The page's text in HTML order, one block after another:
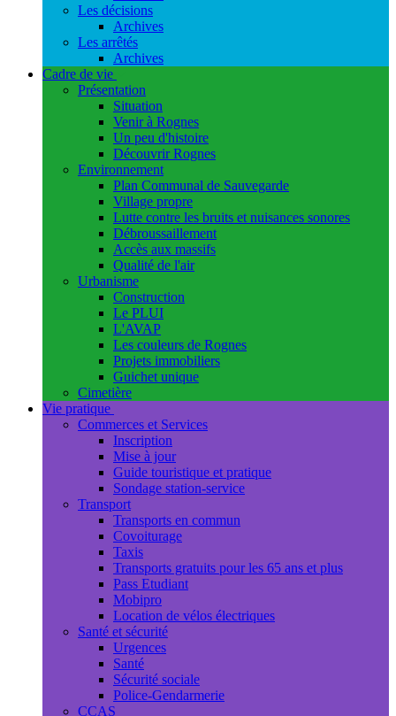
Les décisions
Archives
Les arrêtés
Archives
Cadre de vie
Présentation
Situation
Venir à Rognes
Un peu d'histoire
Découvrir Rognes
Environnement
Plan Communal de Sauvegarde
Village propre
Lutte contre les bruits et nuisances sonores
Débroussaillement
Accès aux massifs
Qualité de l'air
Urbanisme
Construction
Le PLUI
L'AVAP
Les couleurs de Rognes
Projets immobiliers
Guichet unique
Cimetière
Vie pratique
Commerces et Services
Inscription
Mise à jour
Guide touristique et pratique
Sondage station-service
Transport
Transports en commun
Covoiturage
Taxis
Transports gratuits pour les 65 ans et plus
Pass Etudiant
Mobipro
Location de vélos électriques
Santé et sécurité
Urgences
Santé
Sécurité sociale
Police-Gendarmerie
CCAS